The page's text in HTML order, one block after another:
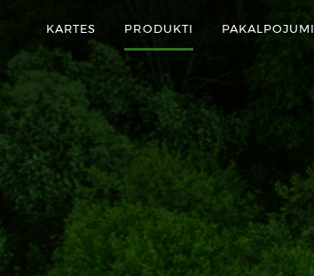
KARTES PRODUKTI PAKALPOJUMI